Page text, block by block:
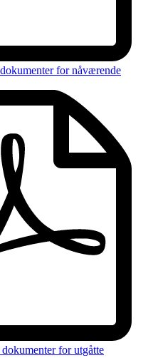
fornåværende
forutgåtte